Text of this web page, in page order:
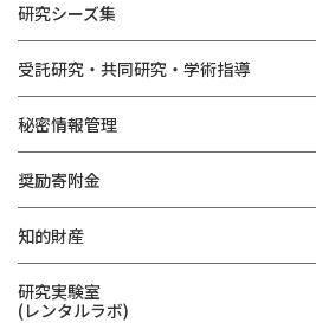
研究シーズ集
受託研究・共同研究・学術指導
秘密情報管理
奨励寄附金
知的財産
研究実験室
(レンタルラボ)